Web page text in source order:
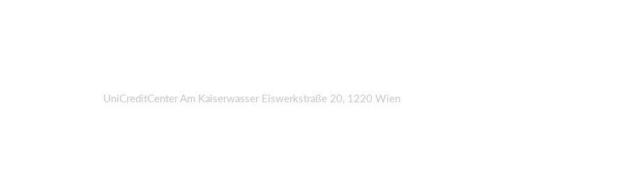
UniCreditCenter Am Kaiserwasser Eiswerkstraße 20, 1220 Wien